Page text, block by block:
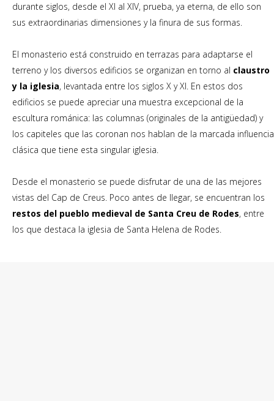
durante siglos, desde el XI al XIV, prueba, ya eterna, de ello son
sus extraordinarias dimensiones y la finura de sus formas.
El monasterio está construido en terrazas para adaptarse el
terreno y los diversos edificios se organizan en torno al claustro
y la iglesia, levantada entre los siglos X y XI. En estos dos
edificios se puede apreciar una muestra excepcional de la
escultura románica: las columnas (originales de la antigüedad) y
los capiteles que las coronan nos hablan de la marcada influencia
clásica que tiene esta singular iglesia.
Desde el monasterio se puede disfrutar de una de las mejores
vistas del Cap de Creus. Poco antes de llegar, se encuentran los
restos del pueblo medieval de Santa Creu de Rodes, entre
los que destaca la iglesia de Santa Helena de Rodes.